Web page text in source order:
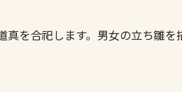
を合祀します。男女の立ち雛